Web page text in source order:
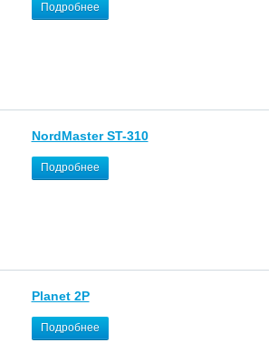
Подробнее
NordMaster ST-310
Подробнее
Planet 2P
Подробнее